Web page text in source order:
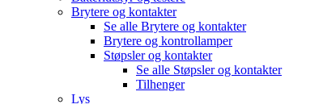
Brytere og kontakter
Se alle Brytere og kontakter
Brytere og kontrollamper
Støpsler og kontakter
Se alle Støpsler og kontakter
Tilhenger
Lys